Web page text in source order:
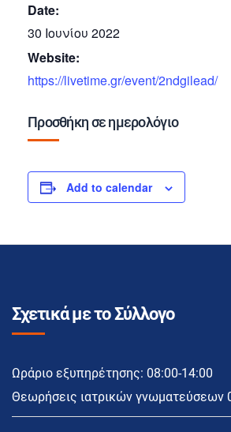
Date:
30 Ιουνίου 2022
Website:
https://livetime.gr/event/2ndgilead/
Προσθήκη σε ημερολόγιο
Add to calendar
Σχετικά με το Σύλλογο
Ωράριο εξυπηρέτησης: 08:00-14:00
Θεωρήσεις ιατρικών γνωματεύσεων